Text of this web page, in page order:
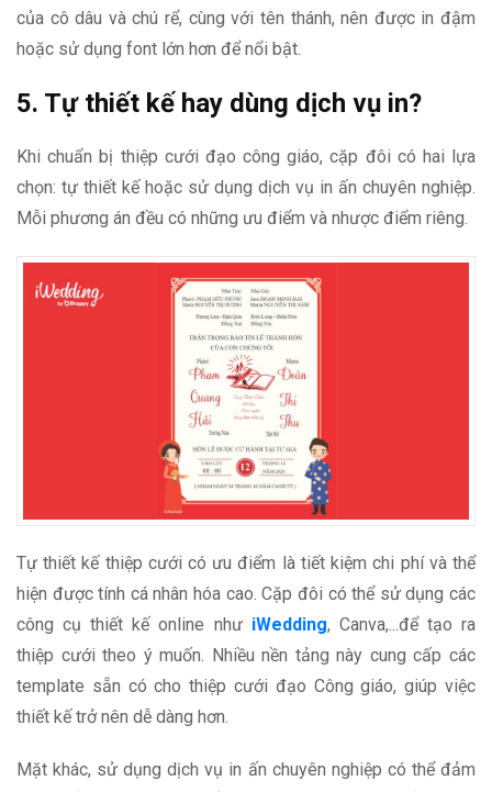
của cô dâu và chú rể, cùng với tên thánh, nên được in đậm
hoặc sử dụng font lớn hơn để nổi bật.
5. Tự thiết kế hay dùng dịch vụ in?
Khi chuẩn bị thiệp cưới đạo công giáo, cặp đôi có hai lựa
chọn: tự thiết kế hoặc sử dụng dịch vụ in ấn chuyên nghiệp.
Mỗi phương án đều có những ưu điểm và nhược điểm riêng.
Tự thiết kế thiệp cưới có ưu điểm là tiết kiệm chi phí và thể
hiện được tính cá nhân hóa cao. Cặp đôi có thể sử dụng các
công cụ thiết kế online như iWedding, Canva,...để tạo ra
thiệp cưới theo ý muốn. Nhiều nền tảng này cung cấp các
template sẵn có cho thiệp cưới đạo Công giáo, giúp việc
thiết kế trở nên dễ dàng hơn.
Mặt khác, sử dụng dịch vụ in ấn chuyên nghiệp có thể đảm